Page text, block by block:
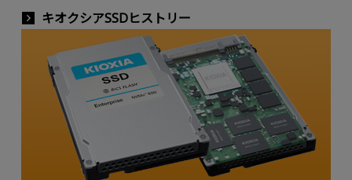
キオクシアSSDヒストリー